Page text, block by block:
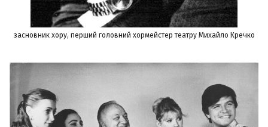
засновник хору, перший головний хормейстер театру Михайло Кречко